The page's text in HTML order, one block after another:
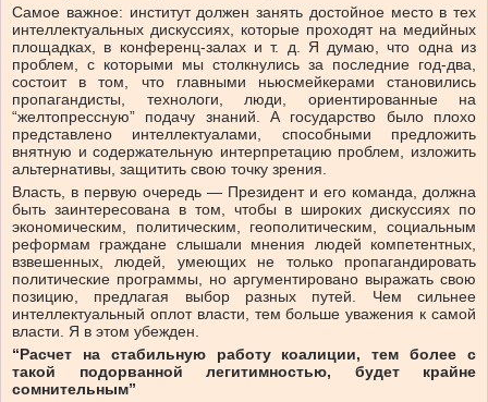
Самое важное: институт должен занять достойное место в тех
интеллектуальных дискуссиях, которые проходят на медийных
площадках, в конференц-залах и т. д. Я думаю, что одна из
проблем, с которыми мы столкнулись за последние год-два,
состоит в том, что главными ньюсмейкерами становились
пропагандисты, технологи, люди, ориентированные на
“желтопрессную” подачу знаний. А государство было плохо
представлено интеллектуалами, способными предложить
внятную и содержательную интерпретацию проблем, изложить
альтернативы, защитить свою точку зрения.
Власть, в первую очередь — Президент и его команда, должна
быть заинтересована в том, чтобы в широких дискуссиях по
экономическим, политическим, геополитическим, социальным
реформам граждане слышали мнения людей компетентных,
взвешенных, людей, умеющих не только пропагандировать
политические программы, но аргументировано выражать свою
позицию, предлагая выбор разных путей. Чем сильнее
интеллектуальный оплот власти, тем больше уважения к самой
власти. Я в этом убежден.
“Расчет на стабильную работу коалиции, тем более с
такой подорванной легитимностью, будет крайне
сомнительным”